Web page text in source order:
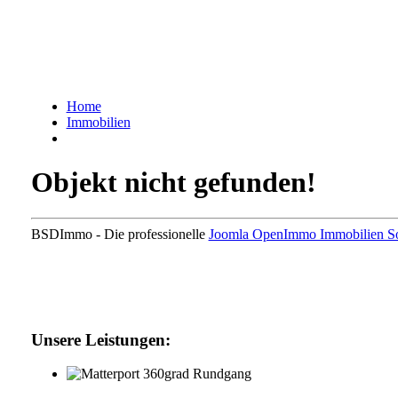
Home
Immobilien
Objekt nicht gefunden!
BSDImmo - Die professionelle Joomla OpenImmo Immobilien
Unsere Leistungen: